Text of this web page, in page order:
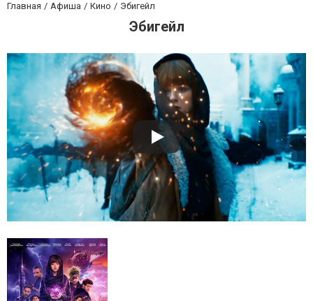
Главная Афиша Кино Эбигейл
Эбигейл